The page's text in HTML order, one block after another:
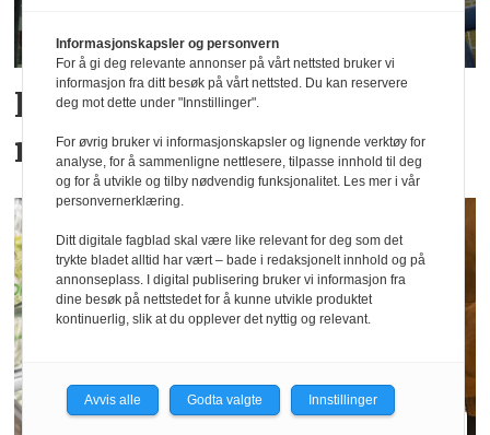
Fra Levanger-direktør til
nytt Steinkjer-hotell
Informasjonskapsler og personvern
For å gi deg relevante annonser på vårt nettsted bruker vi
informasjon fra ditt besøk på vårt nettsted. Du kan reservere
deg mot dette under "Innstillinger".
For øvrig bruker vi informasjonskapsler og lignende verktøy for
analyse, for å sammenligne nettlesere, tilpasse innhold til deg
og for å utvikle og tilby nødvendig funksjonalitet. Les mer i vår
personvernerklæring.
Ditt digitale fagblad skal være like relevant for deg som det
trykte bladet alltid har vært – bade i redaksjonelt innhold og på
annonseplass. I digital publisering bruker vi informasjon fra
dine besøk på nettstedet for å kunne utvikle produktet
kontinuerlig, slik at du opplever det nyttig og relevant.
Avvis alle Godta valgte Innstillinger